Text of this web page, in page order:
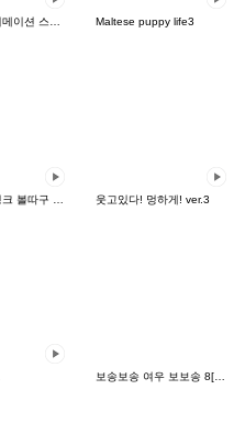
헬로키티 애니메이션 스티커 Maltese puppy life3
웃고있다! 멍하게! ver.3
보송보송 여우 보보송 8[JP]